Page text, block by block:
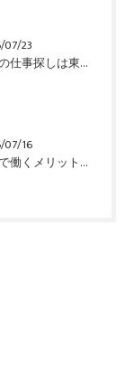
07/23
軽貨物の仕事探しは東海三県で変わる、業務委託の意外な現実
07/16
軽貨物で働くメリットは？東海で始める前に知る収入の裏側